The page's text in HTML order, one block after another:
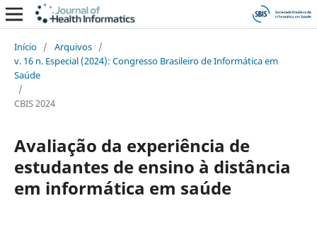
Início / Arquivos /
v. 16 n. Especial (2024): Congresso Brasileiro de Informática em
Saúde
/
CBIS 2024
Avaliação da experiência de
estudantes de ensino à distância
em informática em saúde